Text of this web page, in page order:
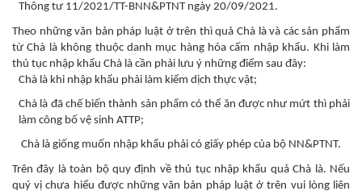
Thông tư 11/2021/TT-BNN&PTNT ngày 20/09/2021.
Theo những văn bản pháp luật ở trên thì quả Chà là và các sản phẩm
từ Chà là không thuộc danh mục hàng hóa cấm nhập khẩu. Khi làm
thủ tục nhập khẩu Chà là cần phải lưu ý những điểm sau đây:
Chà là khi nhập khẩu phải làm kiểm dịch thực vật;
Chà là đã chế biến thành sản phẩm có thể ăn được như mứt thì phải
làm công bố vệ sinh ATTP;
Chà là giống muốn nhập khẩu phải có giấy phép của bộ NN&PTNT.
Trên đây là toàn bộ quy định về thủ tục nhập khẩu quả Chà là. Nếu
quý vị chưa hiểu được những văn bản pháp luật ở trên vui lòng liên